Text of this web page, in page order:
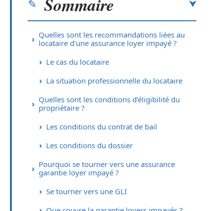
Quelles sont les recommandations liées au
locataire d’une assurance loyer impayé ?
Le cas du locataire
La situation professionnelle du locataire
Quelles sont les conditions d’éligibilité du
propriétaire ?
Les conditions du contrat de bail
Les conditions du dossier
Pourquoi se tourner vers une assurance
garantie loyer impayé ?
Se tourner vers une GLI